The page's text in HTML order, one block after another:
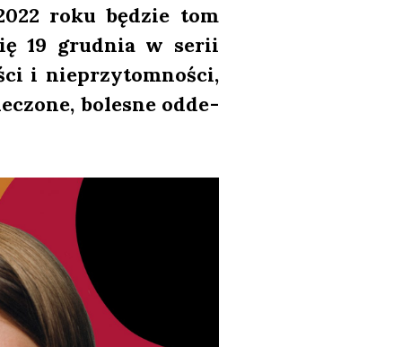
roku będzie tom
19 grud­nia w serii
i nie­przy­tom­no­ści,
bole­sne odde­